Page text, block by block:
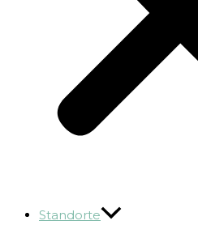
Standorte